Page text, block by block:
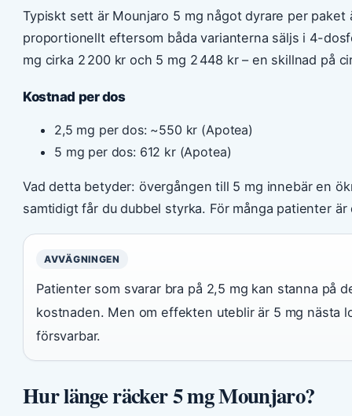
Typiskt sett är Mounjaro 5 mg något dyrare per
proportionellt eftersom båda varianterna säljs i 4-
mg cirka 2 200 kr och 5 mg 2 448 kr – en skillnad på
Kostnad per dos
2,5 mg per dos: ~550 kr (Apotea)
5 mg per dos: 612 kr (Apotea)
Vad detta betyder: övergången till 5 mg innebär en
samtidigt får du dubbel styrka. För många patienter
AVVÄGNINGEN
Patienter som svarar bra på 2,5 mg kan stanna på
kostnaden. Men om effekten uteblir är 5 mg nästa
försvarbar.
Hur länge räcker 5 mg Mounjaro?